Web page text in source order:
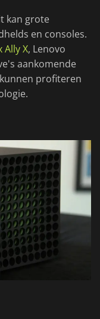
kan grote
en consoles.
Ally X, Lenovo
aankomende
profiteren